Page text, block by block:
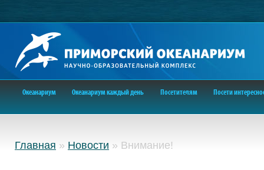
Океанариум Океанариум каждый день Посетителям Посети
Главная » Новости » Внимание!